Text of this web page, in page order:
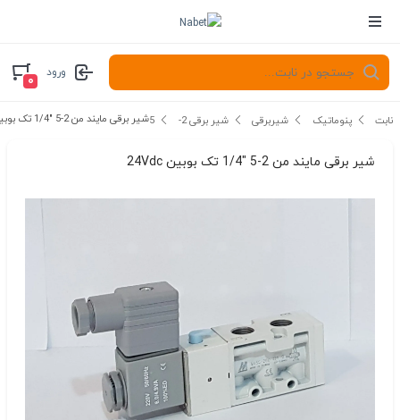
ورود
۰
نابت پنوماتیک شیربرقی شیر برقی 2-5 شیر برقی مایند من 2-5 "1/4 تک بوبین 24Vdc
شیر برقی مایند من 2-5 "1/4 تک بوبین 24Vdc